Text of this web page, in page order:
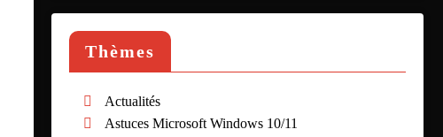
Thèmes
Actualités
Astuces Microsoft Windows 10/11